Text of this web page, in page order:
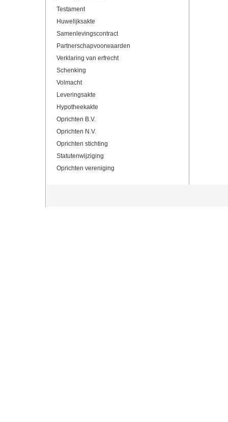
Testament
Huwelijksakte
Samenlevingscontract
Partnerschapvoorwaarden
Verklaring van erfrecht
Schenking
Volmacht
Leveringsakte
Hypotheekakte
Oprichten B.V.
Oprichten N.V.
Oprichten stichting
Statutenwijziging
Oprichten vereniging